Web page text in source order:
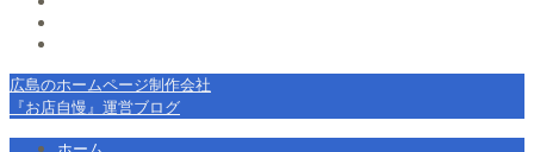
広島のホームページ制作会社
『お店自慢』運営ブログ